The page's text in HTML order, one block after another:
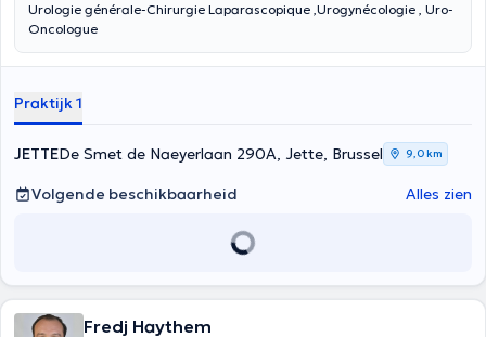
Urologie générale-Chirurgie Laparascopique ,Urogynécologie , Uro-
Oncologue
Praktijk 1
JETTEDe Smet de Naeyerlaan 290A, Jette, Brussel 9,0 km
Volgende beschikbaarheid Alles zien
Fredj Haythem